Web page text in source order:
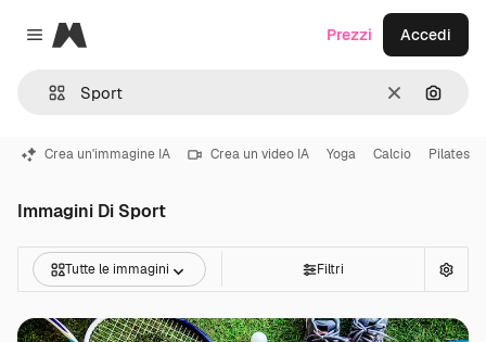
Close menu
Magnific
CancellaCerca
Prezzi Accedi
Crea un'immagine IA Crea un video IA Yoga Calcio Pilates
Immagini Di Sport
Tutte le immagini Filtri